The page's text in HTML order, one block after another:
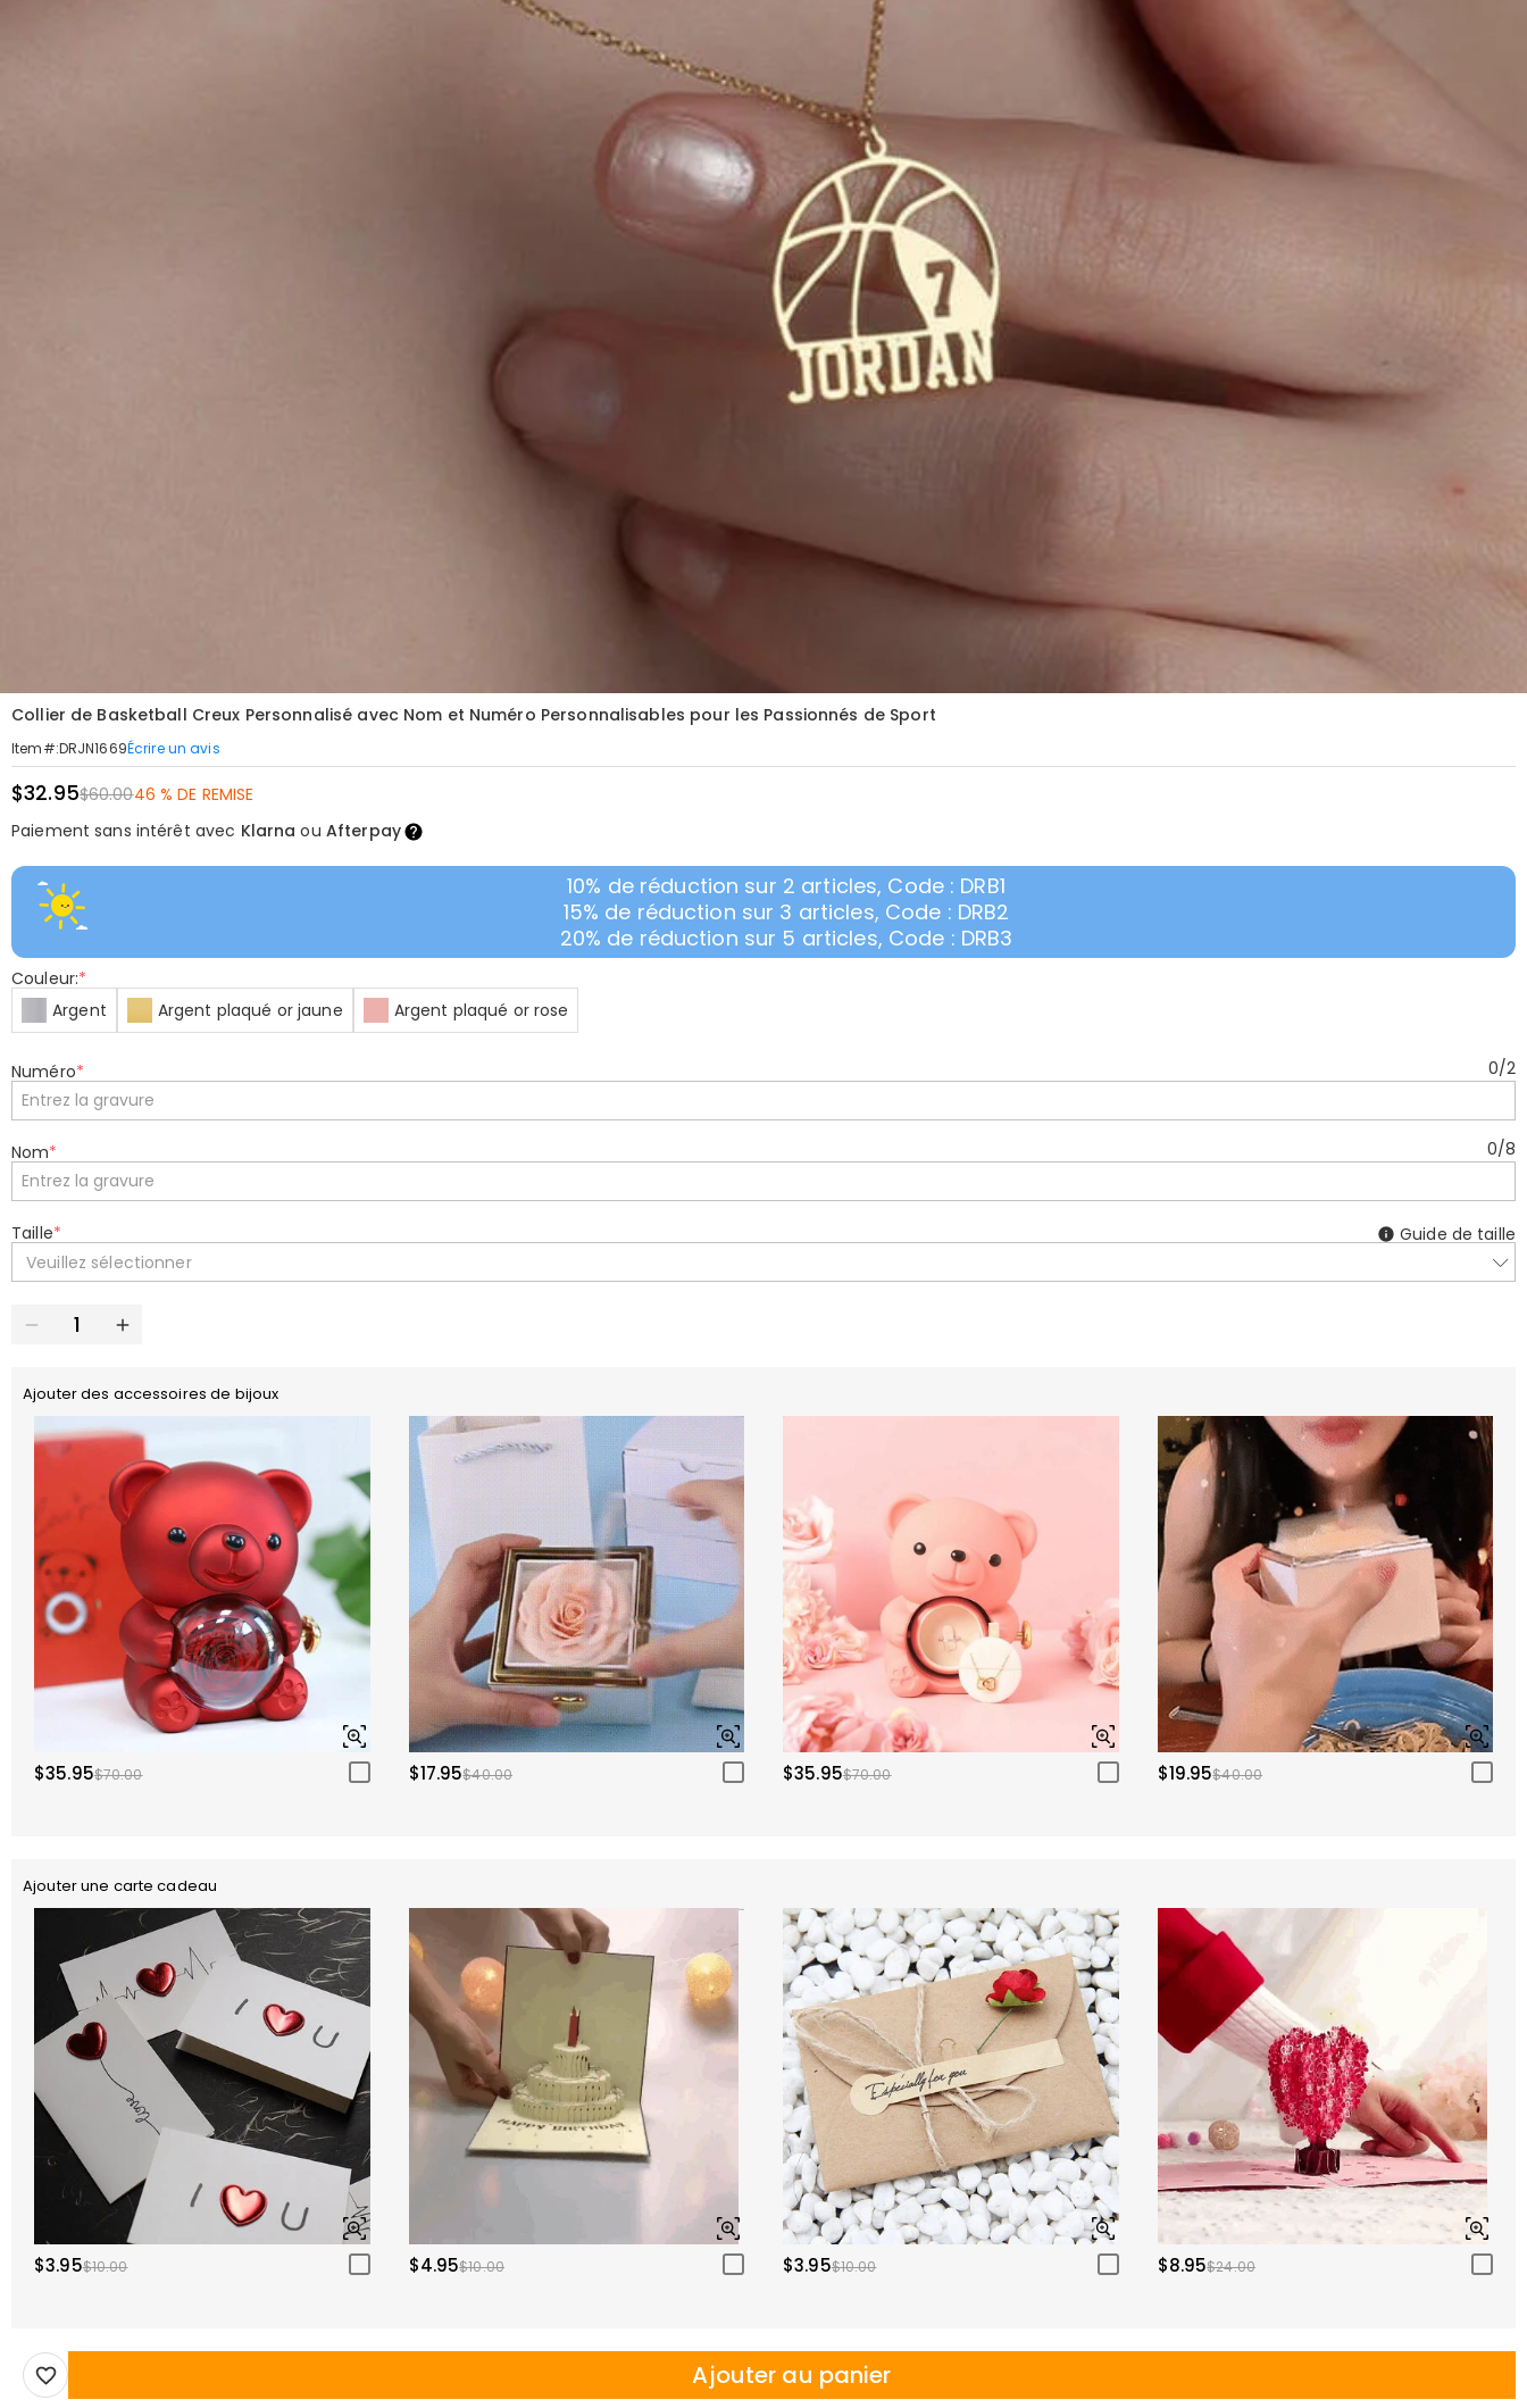
Collier de Basketball Creux Personnalisé avec Nom et Numéro Personnalisables pour les Passionnés de Sport
Item#:DRJN1669Écrire un avis
$32.95$60.0046 % DE REMISE
Paiement sans intérêt avec Klarna ou Afterpay
10% de réduction sur 2 articles, Code : DRB1
15% de réduction sur 3 articles, Code : DRB2
20% de réduction sur 5 articles, Code : DRB3
Couleur:*
Argent
Argent plaqué or jaune Argent plaqué or rose
Numéro* 0/2
Nom* 0/8
Taille*
Veuillez sélectionner
Guide de taille
Ajouter des accessoires de bijoux
$35.95$70.00 $17.95$40.00 $35.95$70.00 $19.95$40.00
Ajouter une carte cadeau
$3.95$10.00 $4.95$10.00 $3.95$10.00 $8.95$24.00
Ajouter au panier